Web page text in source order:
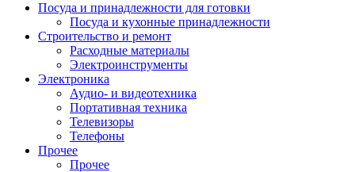
Посуда и принадлежности для готовки
Посуда и кухонные принадлежности
Строительство и ремонт
Расходные материалы
Электроинструменты
Электроника
Аудио- и видеотехника
Портативная техника
Телевизоры
Телефоны
Прочее
Прочее